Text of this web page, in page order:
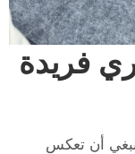
فريدة
أن تعكس